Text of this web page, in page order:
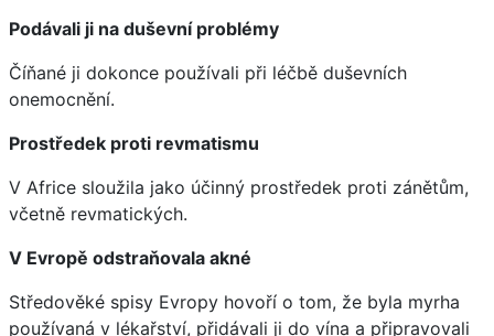
Podávali ji na duševní problémy
Číňané ji dokonce používali při léčbě duševních
onemocnění.
Prostředek proti revmatismu
V Africe sloužila jako účinný prostředek proti zánětům,
včetně revmatických.
V Evropě odstraňovala akné
Středověké spisy Evropy hovoří o tom, že byla myrha
používaná v lékařství, přidávali ji do vína a připravovali